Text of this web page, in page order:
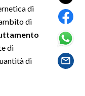
di
di
di
di